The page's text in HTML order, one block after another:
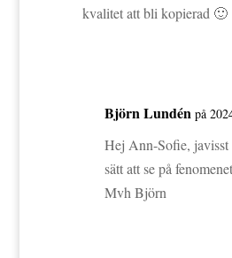
kvalitet att bli kopierad 🙂
Björn Lundén på
Hej Ann-Sofie, javisst
sätt att se på
Mvh Björn